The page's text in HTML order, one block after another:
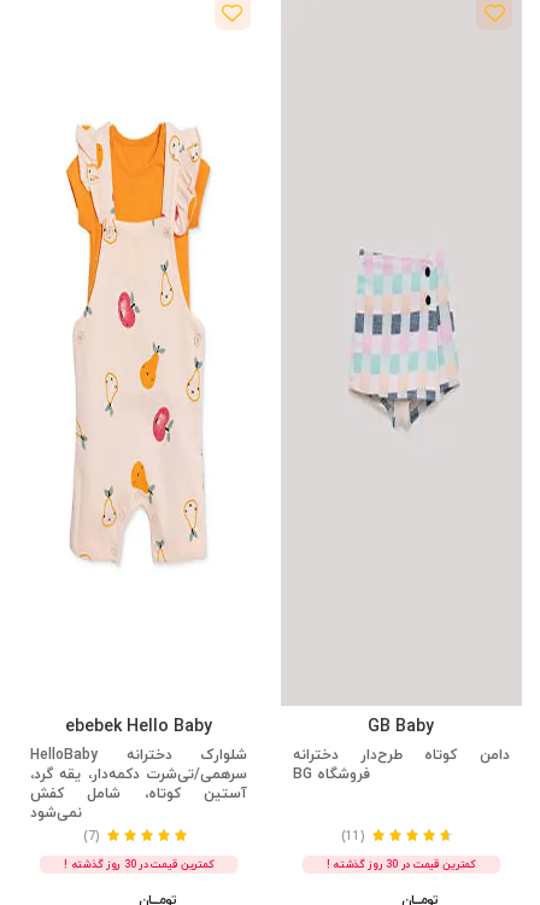
GB Baby
دامن کوتاه طرح‌دار دخترانه
فروشگاه BG
(11)
کمترین قیمت در 30 روز گذشته !
تومــــــان
ebebek Hello Baby
شلوارک دخترانه HelloBaby
سرهمی/تی‌شرت دکمه‌دار، یقه گرد،
آستین کوتاه، شامل کفش
نمی‌شود
(7)
کمترین قیمت در 30 روز گذشته !
تومــــــان